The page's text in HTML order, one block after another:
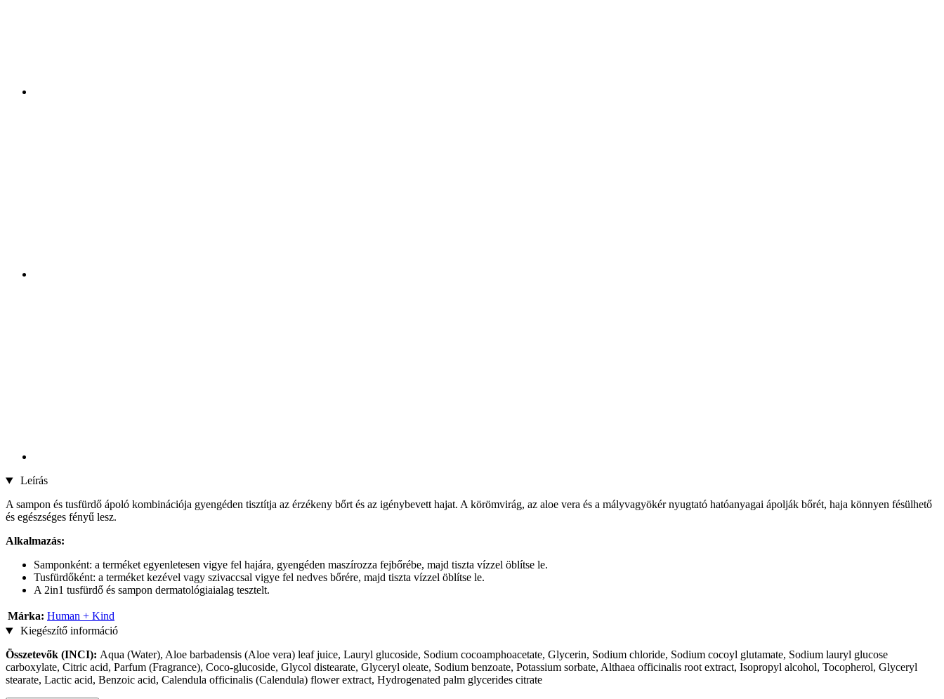
Leírás
A sampon és tusfürdő ápoló kombinációja gyengéden tisztítja az érzékeny bőrt és az igénybevett hajat. A körömvirág, az aloe vera és a mályvagyökér nyugtató hatóanyagai ápolják bőrét, haja könnyen fésülhető
és egészséges fényű lesz.
Alkalmazás:
Samponként: a terméket egyenletesen vigye fel hajára, gyengéden maszírozza fejbőrébe, majd tiszta vízzel öblítse le.
Tusfürdőként: a terméket kezével vagy szivaccsal vigye fel nedves bőrére, majd tiszta vízzel öblítse le.
A 2in1 tusfürdő és sampon dermatológiaialag tesztelt.
Márka: Human + Kind
Kiegészítő információ
Összetevők (INCI): Aqua (Water), Aloe barbadensis (Aloe vera) leaf juice, Lauryl glucoside, Sodium cocoamphoacetate, Glycerin, Sodium chloride, Sodium cocoyl glutamate, Sodium lauryl glucose
carboxylate, Citric acid, Parfum (Fragrance), Coco-glucoside, Glycol distearate, Glyceryl oleate, Sodium benzoate, Potassium sorbate, Althaea officinalis root extract, Isopropyl alcohol, Tocopherol, Glyceryl
stearate, Lactic acid, Benzoic acid, Calendula officinalis (Calendula) flower extract, Hydrogenated palm glycerides citrate